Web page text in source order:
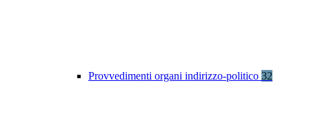
Provvedimenti organi indirizzo-politico 32